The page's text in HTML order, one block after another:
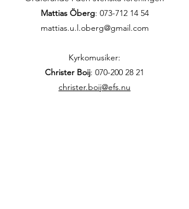
Mattias Öberg: 073-712 14 54
mattias.u.l.oberg@gmail.com
Kyrkomusiker:
Christer Boij: 070-200 28 21
christer.boij@efs.nu